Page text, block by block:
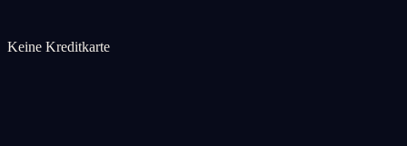
Keine Kreditkarte